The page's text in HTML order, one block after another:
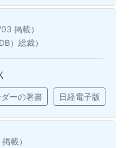
掲載）
）総裁）
ダーの著書 日経電子版
載）